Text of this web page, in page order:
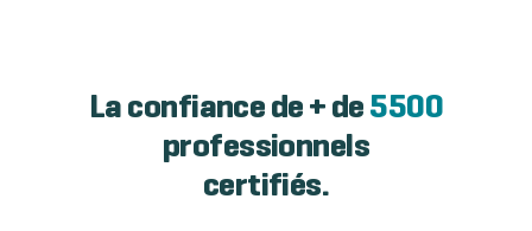
La confiance de + de 5500
professionnels
certifiés.